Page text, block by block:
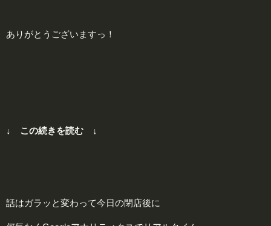
ありがとうございますっ！
↓ この続きを読む ↓
話はガラッと変わって今日の閉店後に